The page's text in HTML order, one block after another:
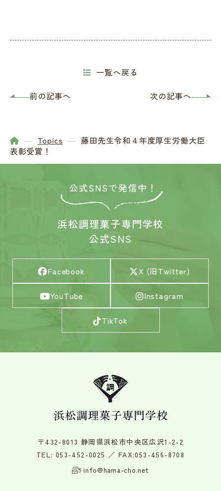
前の記事へ
一覧へ戻る
次の記事へ
Topics
藤田先生令和４年度厚生労働大臣
表彰受賞！
浜松調理菓子専門学校
公式SNS
Facebook X (旧Twitter)
YouTube Instagram
TikTok
〒432-8013 静岡県浜松市中央区広沢1-2-2
TEL: 053-452-0025 ／ FAX:053-456-8708
info@hama-cho.net